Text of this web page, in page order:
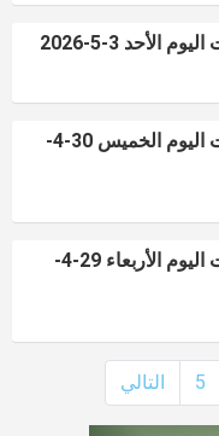
الأحد 3-5-2026
أسعار الحديد والأسمنت اليوم الخميس 30-4-
أسعار الحديد والأسمنت اليوم الأربعاء 29-4-
5 التالي